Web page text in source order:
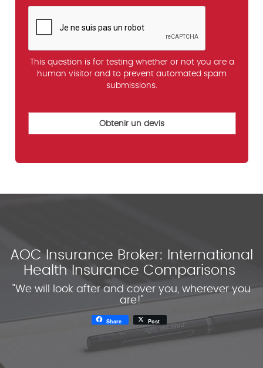
This question is for testing whether or not you are a
human visitor and to prevent automated spam
submissions.
AOC Insurance Broker: International
Health Insurance Comparisons
"We will look after and cover you, wherever you
are!"
Share Post